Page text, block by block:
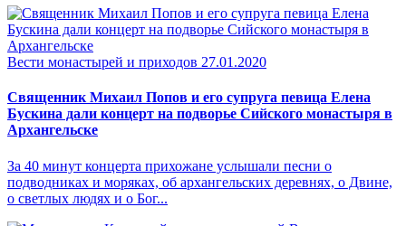
Вести монастырей и приходов 27.01.2020
Священник Михаил Попов и его супруга певица Елена
Бускина дали концерт на подворье Сийского монастыря в
Архангельске
За 40 минут концерта прихожане услышали песни о
подводниках и моряках, об архангельских деревнях, о Двине,
о светлых людях и о Бог...